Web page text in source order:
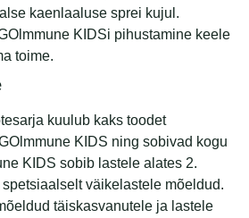
kaenlaaluse sprei kujul.
KIDSi pihustamine keele
toime.
kuulub kaks toodet
KIDS ning sobivad kogu
KIDS sobib lastele alates 2.
väikelastele mõeldud.
täiskasvanutele ja lastele